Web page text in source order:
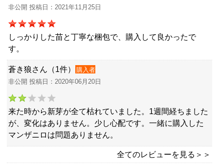
非公開 投稿日：2021年11月25日
しっかりした苗と丁寧な梱包で、購入して良かったで
す。
蒼き狼さん（1件）
購入者
非公開 投稿日：2020年06月20日
来た時から新芽が全て枯れていました。1週間経ちました
が、変化はありません。少し心配です。一緒に購入した
マンザニロは問題ありません。
全てのレビューを見る＞＞